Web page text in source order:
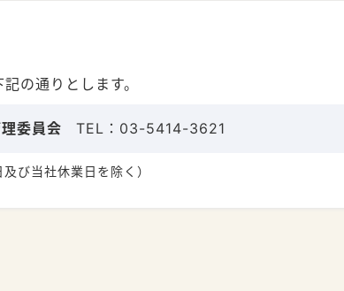
の通りとします。
委員会 TEL： 03-5414-3621
び当社休業日を除く）